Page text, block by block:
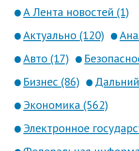
А Лента новостей (1)
Актуально (120)
Авто (17)
Бизнес (86)
Экономика (562)
Электронное